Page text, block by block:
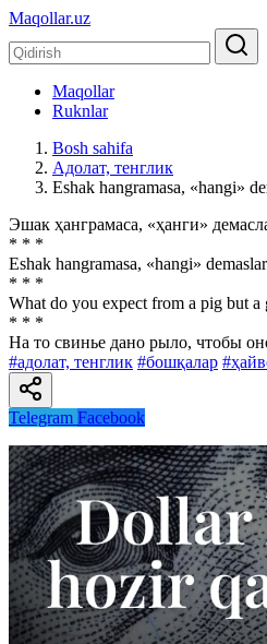
Maqollar.uz
Maqollar
Ruknlar
Bosh sahifa
Адолат, тенглик
Eshak hangramasa, «hangi»
Эшак ҳанграмаса, «ҳанги»
* * *
Eshak hangramasa, «hangi»
* * *
What do you expect from a pig but a
* * *
На то свинье дано рыло, чтобы
#адолат, тенглик #бошқалар
Telegram Facebook